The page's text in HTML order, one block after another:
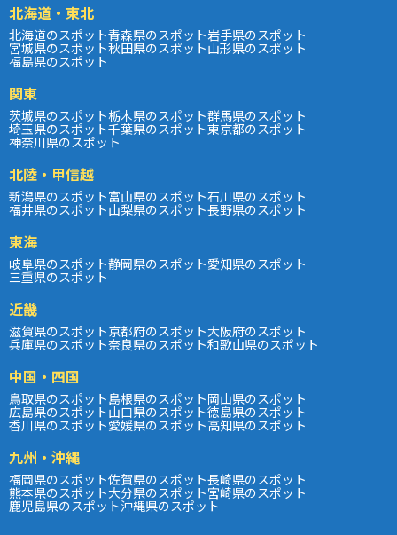
北海道・東北
北海道のスポット青森県のスポット岩手県のスポット
宮城県のスポット秋田県のスポット山形県のスポット
福島県のスポット
関東
茨城県のスポット栃木県のスポット群馬県のスポット
埼玉県のスポット千葉県のスポット東京都のスポット
神奈川県のスポット
北陸・甲信越
新潟県のスポット富山県のスポット石川県のスポット
福井県のスポット山梨県のスポット長野県のスポット
東海
岐阜県のスポット静岡県のスポット愛知県のスポット
三重県のスポット
近畿
滋賀県のスポット京都府のスポット大阪府のスポット
兵庫県のスポット奈良県のスポット和歌山県のスポット
中国・四国
鳥取県のスポット島根県のスポット岡山県のスポット
広島県のスポット山口県のスポット徳島県のスポット
香川県のスポット愛媛県のスポット高知県のスポット
九州・沖縄
福岡県のスポット佐賀県のスポット長崎県のスポット
熊本県のスポット大分県のスポット宮崎県のスポット
鹿児島県のスポット沖縄県のスポット